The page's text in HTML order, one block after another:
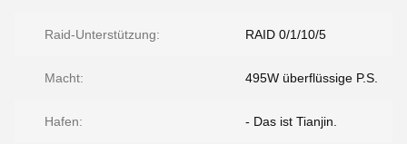
Raid-Unterstützung: RAID 0/1/10/5
Macht: 495W überflüssige P.S.
Hafen: - Das ist Tianjin.